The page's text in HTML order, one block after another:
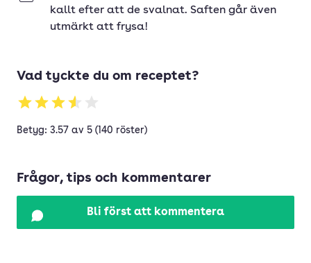
kallt efter att de svalnat. Saften går även
utmärkt att frysa!
Vad tyckte du om receptet?
Betyg: 3.57 av 5 (140 röster)
Frågor, tips och kommentarer
Bli först att kommentera